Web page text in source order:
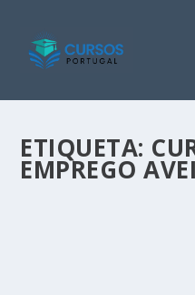
ETIQUETA:
EMPREGO